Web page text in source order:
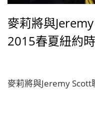
麥莉將與
2015春夏紐約
麥莉將與Jeremy